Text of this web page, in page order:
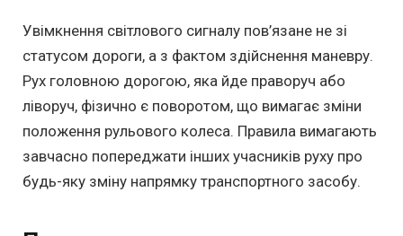
Увімкнення світлового сигналу пов’язане не зі
статусом дороги, а з фактом здійснення маневру.
Рух головною дорогою, яка йде праворуч або
ліворуч, фізично є поворотом, що вимагає зміни
положення рульового колеса. Правила вимагають
завчасно попереджати інших учасників руху про
будь-яку зміну напрямку транспортного засобу.